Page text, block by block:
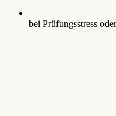
bei Prüfungsstress